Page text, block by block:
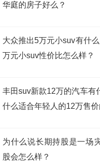
华庭的房子好么？
大众推出5万元小suv有什
万元小suv性价比怎么样？
丰田suv新款12万的汽车有
什么适合年轻人的12万售价
为什么说长期持股是一场
股会怎么样？